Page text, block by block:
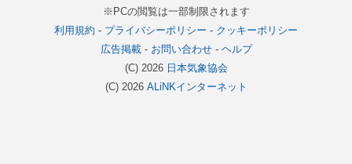
※PCの閲覧は一部制限されます
利用規約 - プライバシーポリシー - クッキーポリシー
広告掲載- お問い合わせ- ヘルプ
(C) 2026 日本気象協会
(C) 2026 ALiNKインターネット